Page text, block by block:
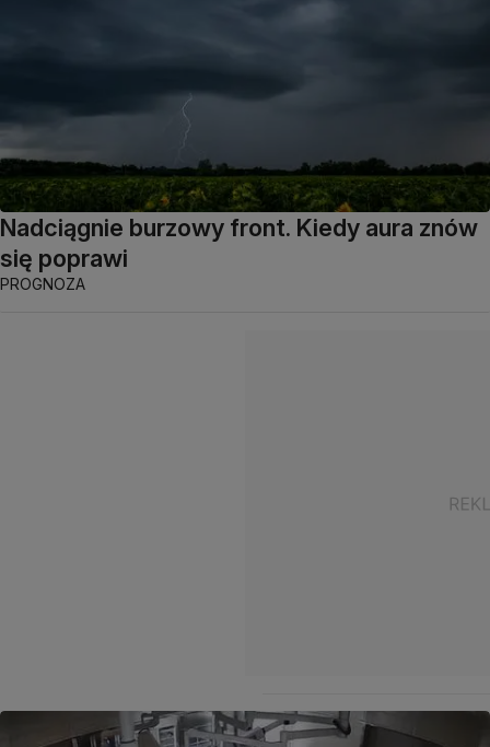
Nadciągnie burzowy front. Kiedy aura znów
się poprawi
PROGNOZA